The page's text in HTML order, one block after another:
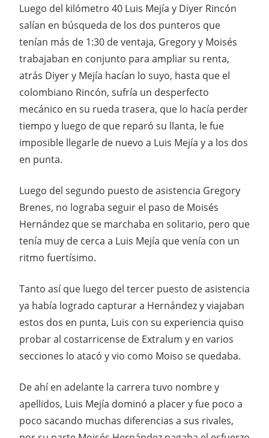
Luego del kilómetro 40 Luis Mejía y Diyer Rincón
salían en búsqueda de los dos punteros que
tenían más de 1:30 de ventaja, Gregory y Moisés
trabajaban en conjunto para ampliar su renta,
atrás Diyer y Mejía hacían lo suyo, hasta que el
colombiano Rincón, sufría un desperfecto
mecánico en su rueda trasera, que lo hacía perder
tiempo y luego de que reparó su llanta, le fue
imposible llegarle de nuevo a Luis Mejía y a los dos
en punta.
Luego del segundo puesto de asistencia Gregory
Brenes, no lograba seguir el paso de Moisés
Hernández que se marchaba en solitario, pero que
tenía muy de cerca a Luis Mejía que venía con un
ritmo fuertísimo.
Tanto así que luego del tercer puesto de asistencia
ya había logrado capturar a Hernández y viajaban
estos dos en punta, Luis con su experiencia quiso
probar al costarricense de Extralum y en varios
secciones lo atacó y vio como Moiso se quedaba.
De ahí en adelante la carrera tuvo nombre y
apellidos, Luis Mejía dominó a placer y fue poco a
poco sacando muchas diferencias a sus rivales,